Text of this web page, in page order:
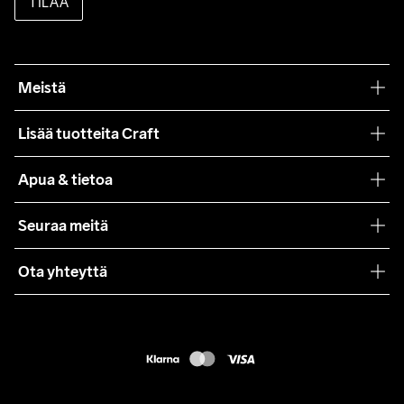
Meistä
Lisää tuotteita Craft
Yhteistyöt
Lehdistö
Apua & tietoa
Käyttöehdot
Asiakaspalvelu
Seuraa meitä
Ota yhteyttä